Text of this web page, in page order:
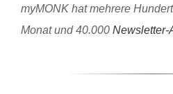
myMONK hat mehrere
Monat und 40.000 Newsletter-